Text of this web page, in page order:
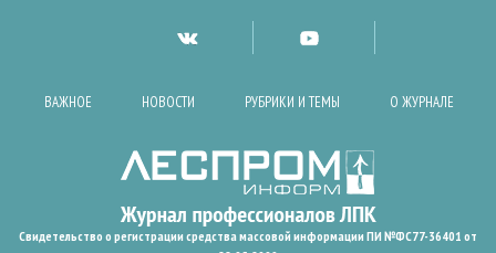
ВАЖНОЕ НОВОСТИ РУБРИКИ И ТЕМЫ О ЖУРНАЛЕ
Свидетельство о регистрации средства массовой информации ПИ №ФС77-36401 от